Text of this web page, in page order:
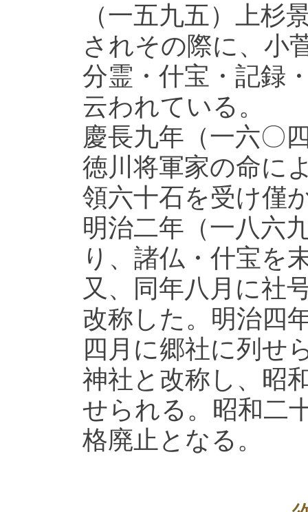
（一五九五）上杉
されその際に、小
分霊・什宝・記録
云われている。
慶長九年（一六〇
徳川将軍家の命に
領六十石を受け僅
明治二年（一八六
り、諸仏・什宝を
又、同年八月に社
改称した。明治四
四月に郷社に列せ
神社と改称し、昭
せられる。昭和二
格廃止となる。